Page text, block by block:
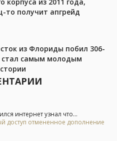
корпуса из 2011 года,
то получит апгрейд
из Флориды побил 306-
стал самым молодым
интернет узнал что...
доступ отмененное дополнение